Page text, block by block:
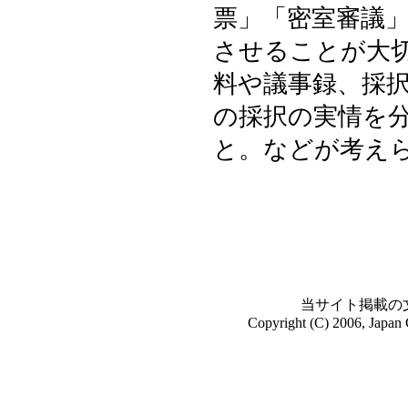
票」「密室審議
させることが大
料や議事録、採
の採択の実情を
と。などが考え
当サイト掲載の
Copyright (C) 2006, Japan